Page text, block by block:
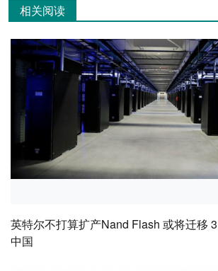
相关阅读
英特尔不打算扩产Nand Flash 或将迁移
中国